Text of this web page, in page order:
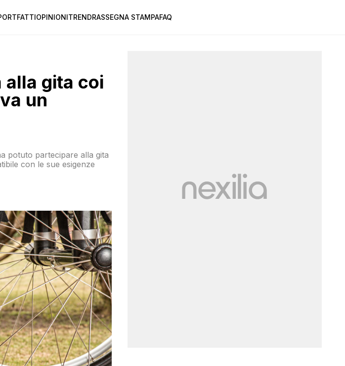
FATTIOPINIONITRENDRASSEGNA STAMPAFAQ
alla gita coi
un
potuto partecipare alla gita
con le sue esigenze